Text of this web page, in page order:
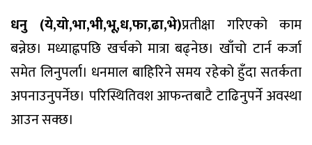
धनु (ये,यो,भा,भी,भू,ध,फा,ढा,भे)प्रतीक्षा गरिएको काम
बन्नेछ। मध्याह्नपछि खर्चको मात्रा बढ्नेछ। खाँचाे टार्न कर्जा
समेत लिनुपर्ला। धनमाल बाहिरिने समय रहेको हुँदा सतर्कता
अपनाउनुपर्नेछ। परिस्थितिवश आफन्तबाटै टाढिनुपर्ने अवस्था
आउन सक्छ।